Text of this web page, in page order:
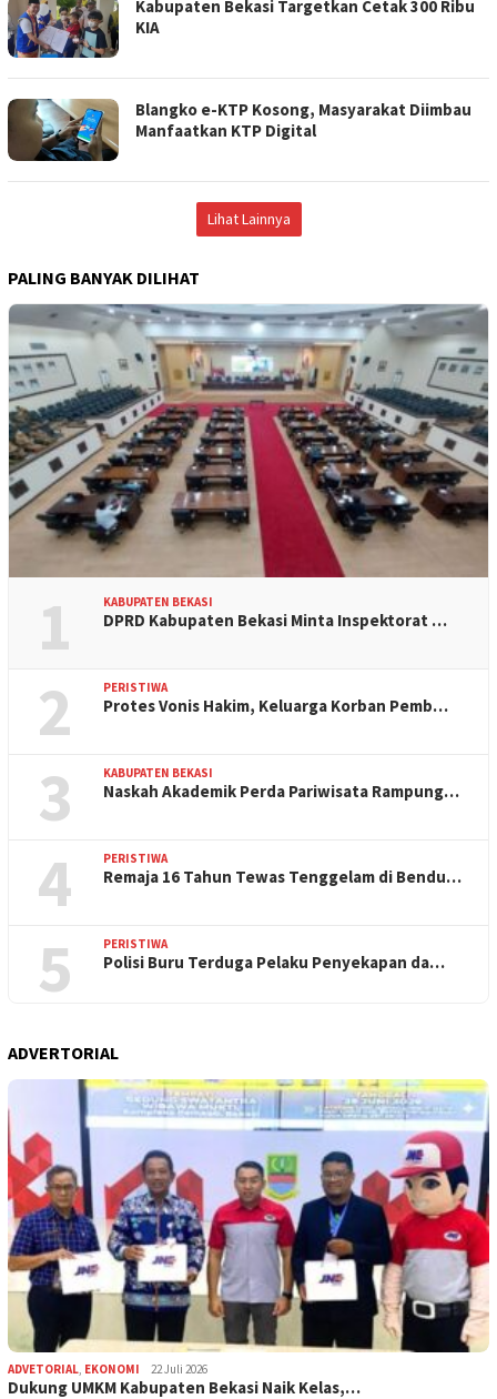
Kabupaten Bekasi Targetkan Cetak 300 Ribu
KIA
Blangko e-KTP Kosong, Masyarakat Diimbau
Manfaatkan KTP Digital
Lihat Lainnya
PALING BANYAK DILIHAT
1 KABUPATEN BEKASI
DPRD Kabupaten Bekasi Minta Inspektorat …
2 PERISTIWA
Protes Vonis Hakim, Keluarga Korban Pemb…
3 KABUPATEN BEKASI
Naskah Akademik Perda Pariwisata Rampung…
4 PERISTIWA
Remaja 16 Tahun Tewas Tenggelam di Bendu…
5 PERISTIWA
Polisi Buru Terduga Pelaku Penyekapan da…
ADVERTORIAL
ADVETORIAL, EKONOMI 22 Juli 2026
Dukung UMKM Kabupaten Bekasi Naik Kelas,…